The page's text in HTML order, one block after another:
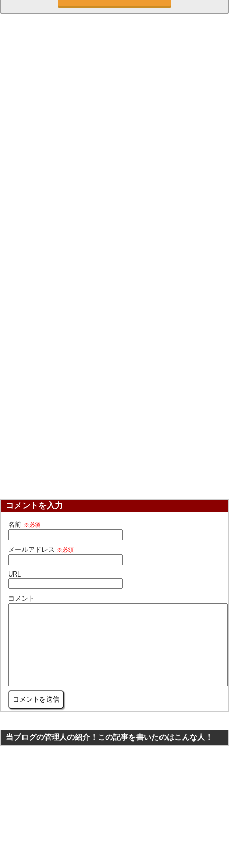
コメントを入力
名前 ※必須
メールアドレス ※必須
URL
コメント
当ブログの管理人の紹介！この記事を書いたのはこんな人！